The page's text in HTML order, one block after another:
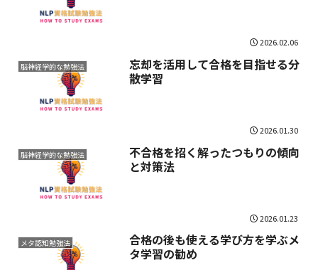
2026.02.06
脳神経学的な勉強法
忘却を活用して合格を目指せる分
散学習
2026.01.30
脳神経学的な勉強法
不合格を招く解ったつもりの傾向
と対策法
2026.01.23
メタ認知勉強法
合格の後も使える学び方を学ぶメ
タ学習の勧め